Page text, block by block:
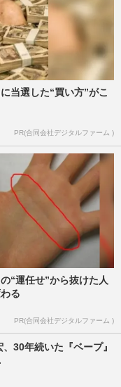
2026/5/20
GACKTらが熱弁！
ける理由
明かしたTOKIO完
也・長…
2025/12/8
当選した“買い方”がこ
PR(合同会社デジタルファーム )
“運任せ”から抜けた人
る
PR(合同会社デジタルファーム )
30年続いた『ベープ』